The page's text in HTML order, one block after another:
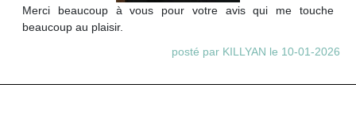
Merci beaucoup à vous pour votre avis qui me touche
beaucoup au plaisir.
posté par KILLYAN le 10-01-2026